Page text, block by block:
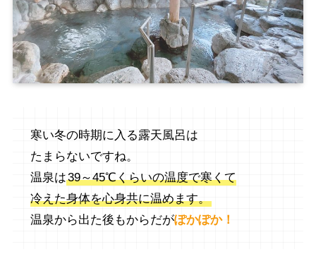
寒い冬の時期に入る露天風呂は
たまらないですね。
温泉は39～45℃くらいの温度で寒くて
冷えた身体を心身共に温めます。
温泉から出た後もからだがぽかぽか！